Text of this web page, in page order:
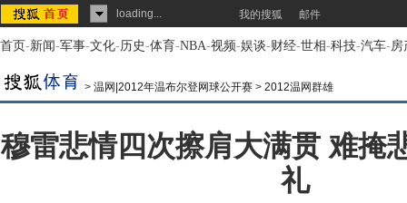
loading... 我的搜狐 邮件
首页-新闻-军事-文化-历史-体育-NBA-视频-娱谈-财经-世相-科技-汽车-房
> 温网|2012年温布尔登网球公开赛 > 2012温网群雄
穆雷悲情四次擦肩大满贯 难掩
礼